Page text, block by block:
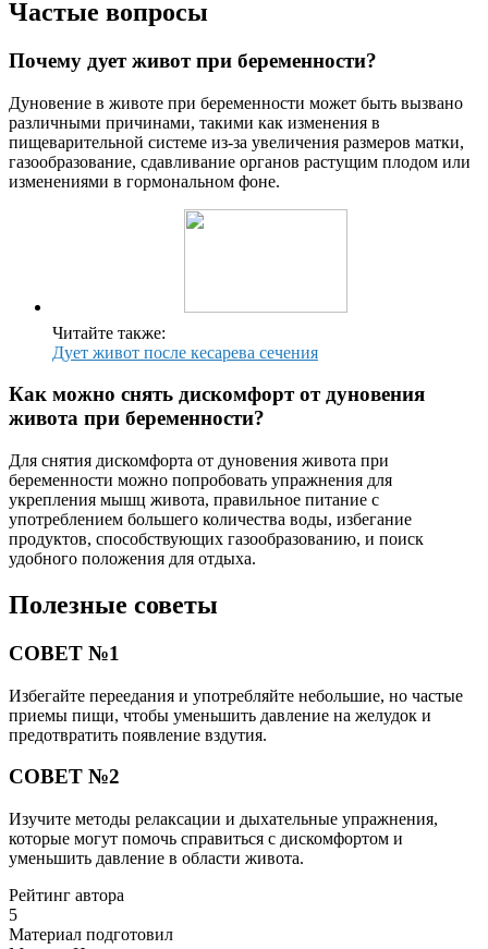
Частые вопросы
Почему дует живот при беременности?
Дуновение в животе при беременности может быть вызвано
различными причинами, такими как изменения в
пищеварительной системе из-за увеличения размеров матки,
газообразование, сдавливание органов растущим плодом или
изменениями в гормональном фоне.
Читайте также:
Дует живот после кесарева сечения
Как можно снять дискомфорт от дуновения
живота при беременности?
Для снятия дискомфорта от дуновения живота при
беременности можно попробовать упражнения для
укрепления мышц живота, правильное питание с
употреблением большего количества воды, избегание
продуктов, способствующих газообразованию, и поиск
удобного положения для отдыха.
Полезные советы
СОВЕТ №1
Избегайте переедания и употребляйте небольшие, но частые
приемы пищи, чтобы уменьшить давление на желудок и
предотвратить появление вздутия.
СОВЕТ №2
Изучите методы релаксации и дыхательные упражнения,
которые могут помочь справиться с дискомфортом и
уменьшить давление в области живота.
Рейтинг автора
5
Материал подготовил